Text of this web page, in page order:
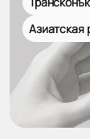
Азиатская